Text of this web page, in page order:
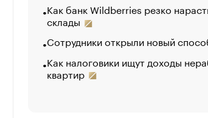
Как банк Wildberries резко
склады
Сотрудники открыли новый
Как налоговики ищут доходы
квартир